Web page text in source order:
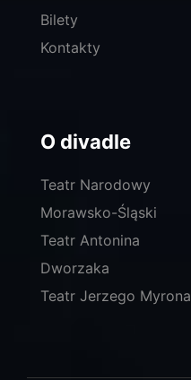
Bilety
Kontakty
O divadle
Teatr Narodowy
Morawsko-Śląski
Teatr Antonina
Dworzaka
Teatr Jerzego Myrona